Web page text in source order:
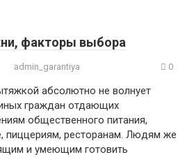
факторы выбора
admin_garantiya 0
абсолютно не волнует
граждан отдающих
общественного питания,
пиццериям, ресторанам. Людям же
и умеющим готовить